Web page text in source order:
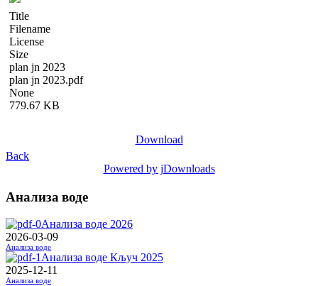
Title
Filename
License
Size
plan jn 2023
plan jn 2023.pdf
None
779.67 KB
Download
Back
Powered by jDownloads
Анализа воде
Анализа воде 2026
2026-03-09
Анализа воде
Анализа воде Кључ 2025
2025-12-11
Анализа воде